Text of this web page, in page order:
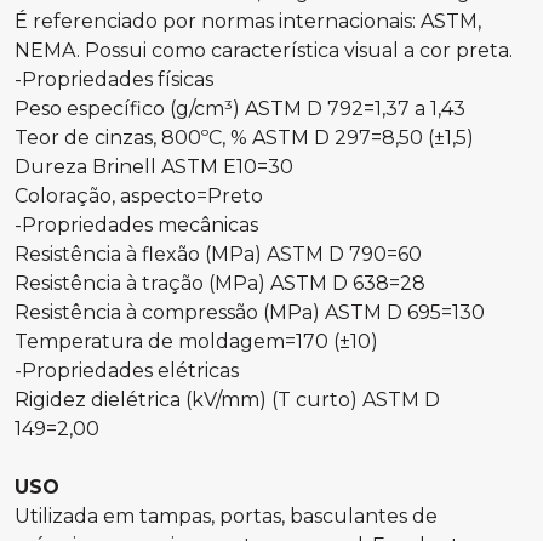
É referenciado por normas internacionais: ASTM,
NEMA. Possui como característica visual a cor preta.
-Propriedades físicas
Peso específico (g/cm³) ASTM D 792=1,37 a 1,43
Teor de cinzas, 800ºC, % ASTM D 297=8,50 (±1,5)
Dureza Brinell ASTM E10=30
Coloração, aspecto=Preto
-Propriedades mecânicas
Resistência à flexão (MPa) ASTM D 790=60
Resistência à tração (MPa) ASTM D 638=28
Resistência à compressão (MPa) ASTM D 695=130
Temperatura de moldagem=170 (±10)
-Propriedades elétricas
Rigidez dielétrica (kV/mm) (T curto) ASTM D
149=2,00
USO
Utilizada em tampas, portas, basculantes de